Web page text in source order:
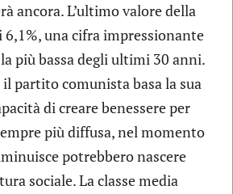
ancora. L’ultimo valore della
6,1%, una cifra impressionante
più bassa degli ultimi 30 anni.
partito comunista basa la sua
di creare benessere per
più diffusa, nel momento
potrebbero nascere
sociale. La classe media